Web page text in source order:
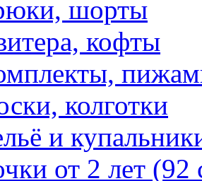
шорты
кофты
колготки
и
от 2 лет